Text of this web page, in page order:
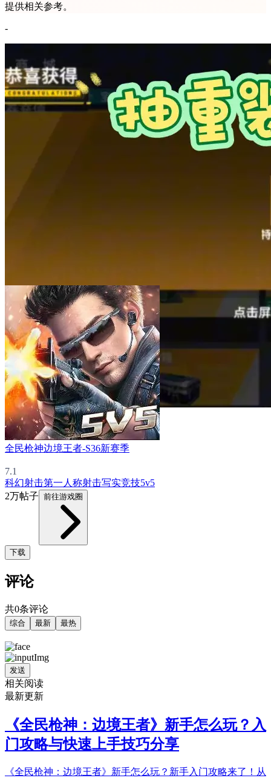
提供相关参考。
-
全民枪神边境王者-S36新赛季
7.1
科幻射击第一人称射击写实竞技5v5
2万帖子 前往游戏圈
下载
评论
共0条评论
综合 最新 最热
发送
相关阅读
最新更新
《全民枪神：边境王者》新手怎么玩？入
门攻略与快速上手技巧分享
《全民枪神：边境王者》新手怎么玩？新手入门攻略来了！从